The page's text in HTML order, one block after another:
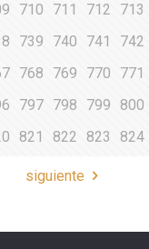
710 711 712 713
739 740 741 742
768 769 770 771
797 798 799 800
821 822 823 824
siguiente